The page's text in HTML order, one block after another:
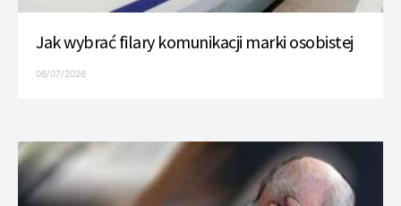
Jak wybrać filary komunikacji marki osobistej
06/07/2026